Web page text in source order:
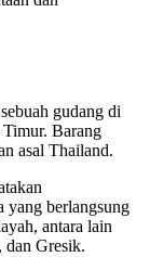
gudang di
Barang
asal Thailand.
yang berlangsung
antara lain
dan Gresik.